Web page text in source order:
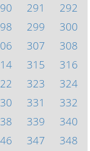
291
292
299
300
307
308
315
316
323
324
331
332
339
340
347 348